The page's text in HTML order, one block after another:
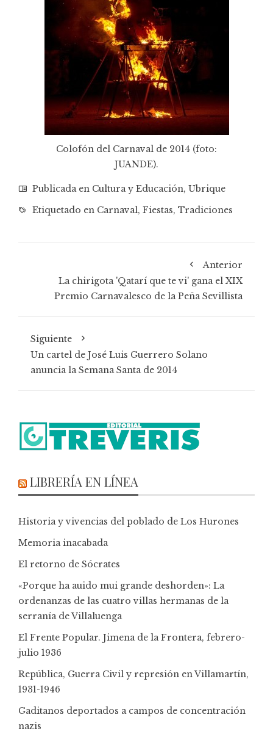
Colofón del Carnaval de 2014 (foto:
JUANDE).
Publicada en Cultura y Educación, Ubrique
Etiquetado en Carnaval, Fiestas, Tradiciones
Anterior
La chirigota 'Qatarí que te vi' gana el XIX
Premio Carnavalesco de la Peña Sevillista
Siguiente
Un cartel de José Luis Guerrero Solano
anuncia la Semana Santa de 2014
LIBRERÍA EN LÍNEA
Historia y vivencias del poblado de Los Hurones
Memoria inacabada
El retorno de Sócrates
«Porque ha auido mui grande deshorden»: La
ordenanzas de las cuatro villas hermanas de la
serranía de Villaluenga
El Frente Popular. Jimena de la Frontera, febrero-
julio 1936
República, Guerra Civil y represión en Villamartín,
1931-1946
Gaditanos deportados a campos de concentración
nazis